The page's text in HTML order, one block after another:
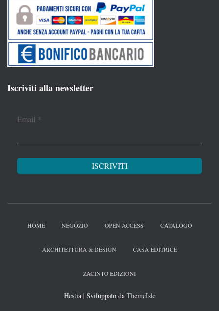
Iscriviti alla newsletter
Email *
HOME NEGOZIO OPEN ACCESS CATALOGO
ARCHITETTURA & DESIGN CASA EDITRICE
ZACINTO EDIZIONI
Hestia | Sviluppato da ThemeIsle